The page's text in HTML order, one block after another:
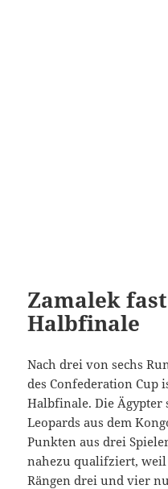
Zamalek
Halbfinale
Nach drei von sechs
des Confederation Cup
Halbfinale. Die Ägypter
Leopards aus dem
Punkten aus drei
nahezu qualifziert, weil
Rängen drei und vier